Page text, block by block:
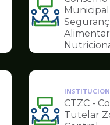
Ilustração
da
pagina
de
Conselhos
Ilustração
CTZC -
Tutelar